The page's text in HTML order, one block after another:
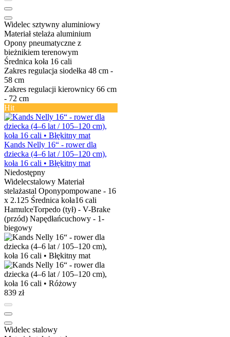
Widelec sztywny aluminiowy
Materiał stelaża aluminium
Opony pneumatyczne z
bieżnikiem terenowym
Średnica koła 16 cali
Zakres regulacja siodełka 48 cm -
58 cm
Zakres regulacji kierownicy 66 cm
- 72 cm
Hit
Kands Nelly 16“ - rower dla
dziecka (4–6 lat / 105–120 cm),
koła 16 cali • Błękitny mat
Niedostępny
Widelecstalowy Materiał
stelażastal Oponypompowane - 16
x 2.125 Średnica koła16 cali
HamulceTorpedo (tył) - V-Brake
(przód) Napędłańcuchowy - 1-
biegowy
839 zł
Widelec stalowy